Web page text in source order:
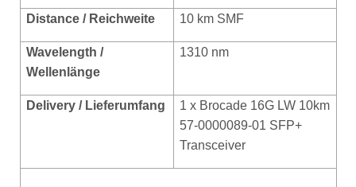
Distance / Reichweite 10 km SMF
Wavelength /
Wellenlänge
1310 nm
Delivery / Lieferumfang
1 x Brocade 16G LW 10km
57-0000089-01 SFP+
Transceiver